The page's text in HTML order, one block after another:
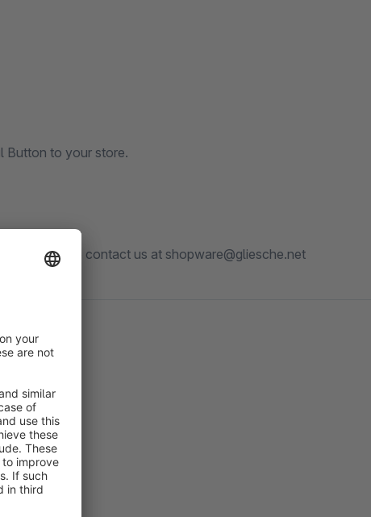
Button to your store.
hesitate to contact us at shopware@gliesche.net